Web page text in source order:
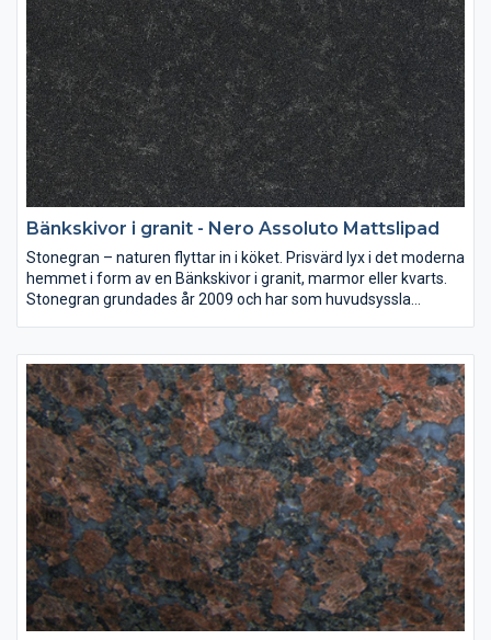
Bänkskivor i granit - Nero Assoluto Mattslipad
Stonegran – naturen flyttar in i köket. Prisvärd lyx i det moderna
hemmet i form av en Bänkskivor i granit, marmor eller kvarts.
Stonegran grundades år 2009 och har som huvudsyssla
Sten i sina naturliga färger är en investering som ni kan njuta av
i många år. Väljer ni en bänkskiva i granit, marmor eller kvarts
ger ni era lokaler en tidlös form och skönhet.